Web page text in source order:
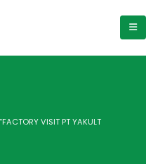
VISIT PT YAKULT